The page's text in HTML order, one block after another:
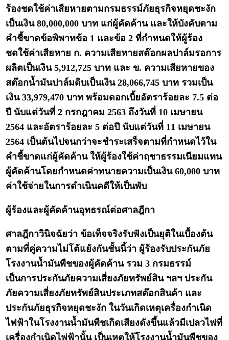
ร้องชดใช้ค่าเสียหายตามกรมธรรม์ภัยธุรกิจหยุดชะงัก
เป็นเงิน 80,000,000 บาท แก่ผู้คัดค้าน และให้บังคับตาม
คำชี้ขาดข้อพิพาทข้อ 1 และข้อ 2 ที่กำหนดให้ผู้ร้อง
ชดใช้ค่าเสียหาย ก. ความเสียหายสต๊อกผลปาล์มรอการ
ผลิตเป็นเงิน 5,912,725 บาท และ ข. ความเสียหายของ
สต๊อกน้ำมันปาล์มดิบเป็นเงิน 28,066,745 บาท รวมเป็น
เงิน 33,979,470 บาท พร้อมดอกเบี้ยอัตราร้อยละ 7.5 ต่อ
ปี นับแต่วันที่ 2 กรกฎาคม 2563 ถึงวันที่ 10 เมษายน
2564 และอัตราร้อยละ 5 ต่อปี นับแต่วันที่ 11 เมษายน
2564 เป็นต้นไปจนกว่าจะชำระเสร็จตามที่กำหนดไว้ใน
คำชี้ขาดแก่ผู้คัดค้าน ให้ผู้ร้องใช้ค่าฤชาธรรมเนียมแทน
ผู้คัดค้านโดยกำหนดค่าทนายความเป็นเงิน 60,000 บาท
ค่าใช้จ่ายในการดำเนินคดีให้เป็นพับ
ผู้ร้องและผู้คัดค้านอุทธรณ์ต่อศาลฎีกา
ศาลฎีกาวินิจฉัยว่า ข้อเท็จจริงรับฟังเป็นยุติในเบื้องต้น
ตามที่คู่ความไม่โต้แย้งกันชั้นนี้ว่า ผู้ร้องรับประกันภัย
โรงงานน้ำมันพืชของผู้คัดค้าน รวม 3 กรมธรรม์
เป็นการประกันภัยความเสี่ยงภัยทรัพย์สิน ฯลฯ ประกัน
ภัยความเสี่ยงภัยทรัพย์สินประเภทสต๊อกสินค้า และ
ประกันภัยธุรกิจหยุดชะงัก ในวันเกิดเหตุเครื่องกำเนิด
ไฟฟ้าในโรงงานน้ำมันพืชเกิดเสียงดังขึ้นแล้วมีเปลวไฟที่
เครื่องกำเนิดไฟฟ้านั้น เป็นเหตุให้โรงงานน้ำมันพืชของ